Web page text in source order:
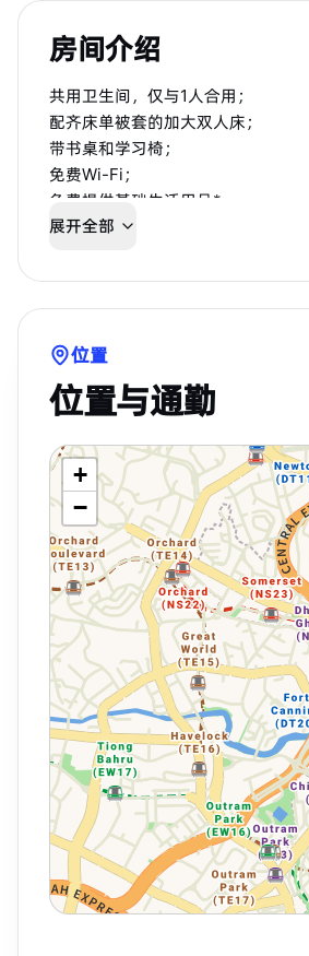
房间介绍
共用卫生间，仅与1人合用；
配齐床单被套的加大双人床；
带书桌和学习椅；
免费Wi-Fi；
免费提供基础生活用品*
展开全部
位置
位置与通勤
+
−